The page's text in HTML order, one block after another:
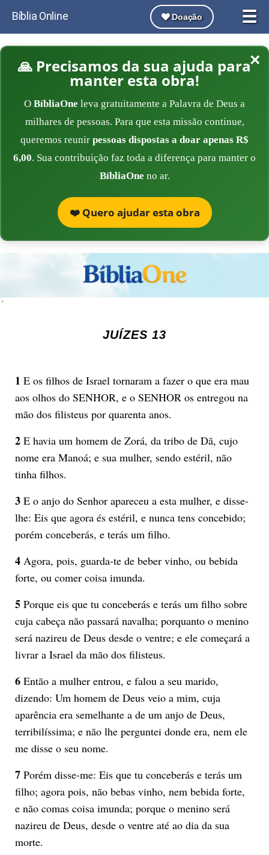
☰
Bíblia Online Doação
×
🙏 Precisamos da sua ajuda para
manter esta obra!
O BíbliaOne leva gratuitamente a Palavra de Deus a
milhares de pessoas. Para que esta missão continue,
queremos reunir pessoas dispostas a doar apenas R$
6,00. Sua contribuição faz toda a diferença para manter o
BíbliaOne no ar.
❤️ Quero ajudar esta obra
´
JUÍZES 13
1 E os filhos de Israel tornaram a fazer o que era mau
aos olhos do SENHOR, e o SENHOR os entregou na
mão dos filisteus por quarenta anos.
2E havia um homem de Zorá, da tribo de Dã, cujo
nome era Manoá; e sua mulher, sendo estéril, não
tinha filhos.
3E o anjo do Senhor apareceu a esta mulher, e disse-
lhe: Eis que agora és estéril, e nunca tens concebido;
porém conceberás, e terás um filho.
4Agora, pois, guarda-te de beber vinho, ou bebida
forte, ou comer coisa imunda.
5Porque eis que tu conceberás e terás um filho sobre
cuja cabeça não passará navalha; porquanto o menino
será nazireu de Deus desde o ventre; e ele começará a
livrar a Israel da mão dos filisteus.
6Então a mulher entrou, e falou a seu marido,
dizendo: Um homem de Deus veio a mim, cuja
aparência era semelhante a de um anjo de Deus,
terribilíssima; e não lhe perguntei donde era, nem ele
me disse o seu nome.
7Porém disse-me: Eis que tu conceberás e terás um
filho; agora pois, não bebas vinho, nem bebida forte,
e não comas coisa imunda; porque o menino será
nazireu de Deus, desde o ventre até ao dia da sua
morte.